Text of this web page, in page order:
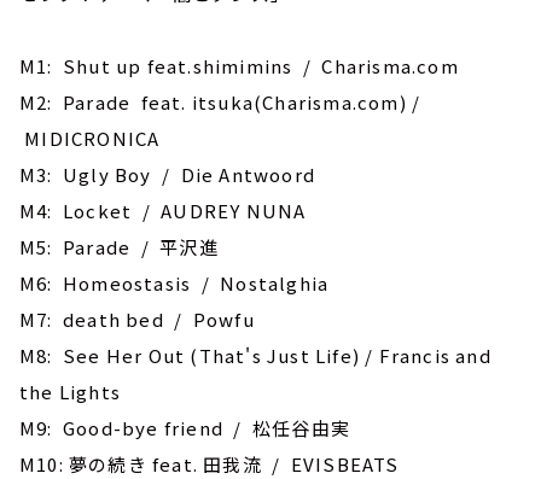
M1: Shut up feat.shimimins / Charisma.com
M2: Parade feat. itsuka(Charisma.com) /
MIDICRONICA
M3: Ugly Boy / Die Antwoord
M4: Locket / AUDREY NUNA
M5: Parade / 平沢進
M6: Homeostasis / Nostalghia
M7: death bed / Powfu
M8: See Her Out (That's Just Life) / Francis and
the Lights
M9: Good-bye friend / 松任谷由実
M10: ‎夢の続き feat. 田我流 / EVISBEATS